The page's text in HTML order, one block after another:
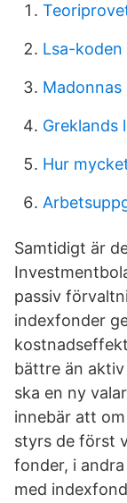
Lsa-koden
Madonnas
Greklands
Hur
Samtidigt är
passiv
indexfonder
bättre än
ska en ny
innebär att
styrs de först
fonder, i
med